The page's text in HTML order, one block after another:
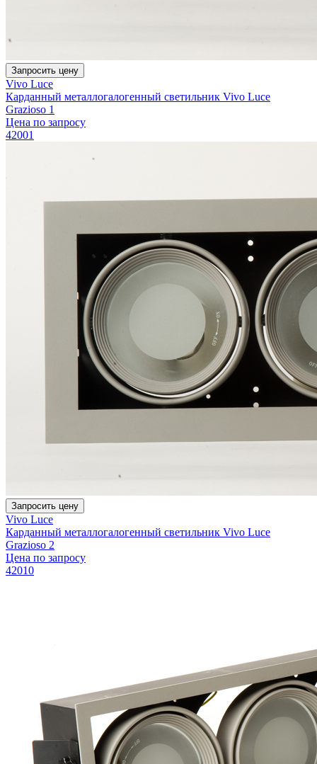
Запросить цену
Vivo Luce
Карданный металлогалогенный светильник Vivo Luce
Grazioso 1
Цена по запросу
42001
Запросить цену
Vivo Luce
Карданный металлогалогенный светильник Vivo Luce
Grazioso 2
Цена по запросу
42010